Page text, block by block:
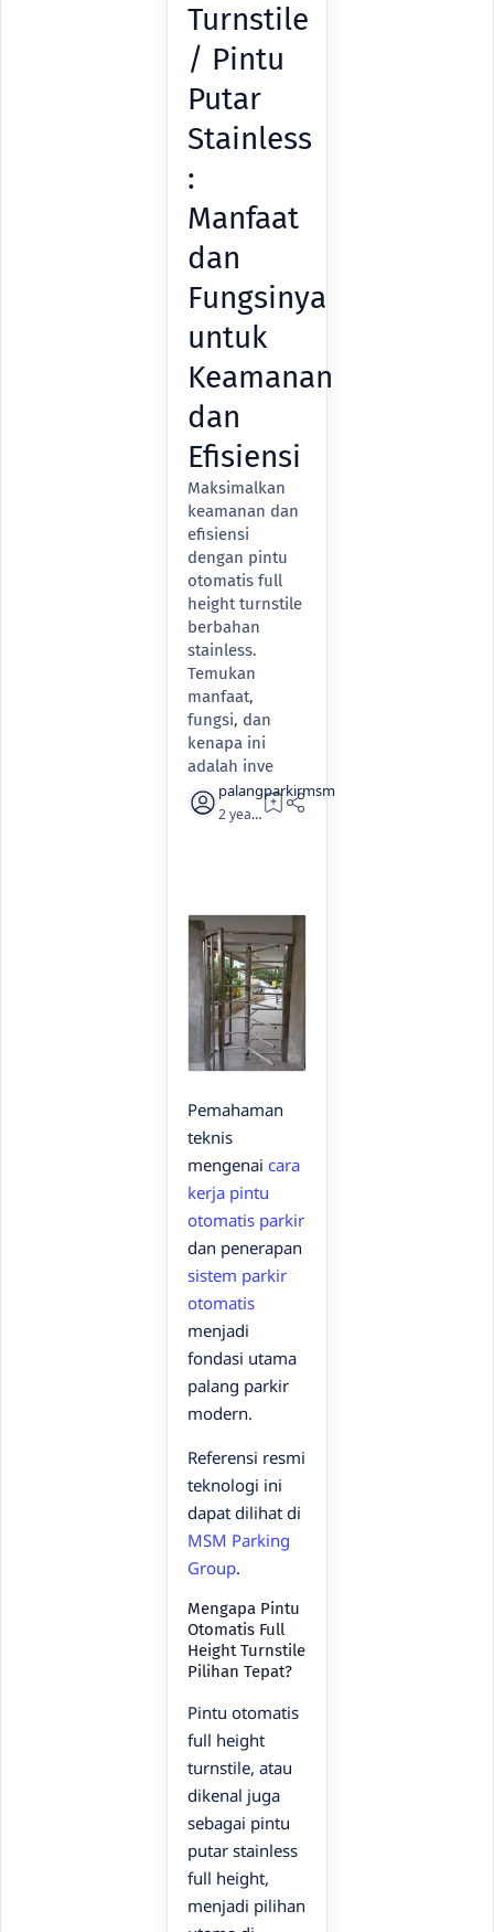
Turnstile
/ Pintu
Putar
Stainless
:
Manfaat
dan
Fungsinya
untuk
Keamanan
dan
Efisiensi
Maksimalkan
keamanan dan
efisiensi
dengan pintu
otomatis full
height turnstile
berbahan
stainless.
Temukan
manfaat,
fungsi, dan
kenapa ini
adalah inve
2 years ago 3
Pemahaman
teknis
mengenai cara
kerja pintu
otomatis parkir
dan penerapan
sistem parkir
otomatis
menjadi
fondasi utama
palang parkir
modern.
Referensi resmi
teknologi ini
dapat dilihat di
MSM Parking
Group.
Mengapa Pintu
Otomatis Full
Height Turnstile
Pilihan Tepat?
Pintu otomatis
full height
turnstile, atau
dikenal juga
sebagai pintu
putar stainless
full height,
menjadi pilihan